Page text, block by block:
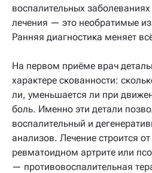
воспалительных
лечения — это необратимые
Ранняя диагностика меняет
На первом приёме врач
характере скованности:
ли, уменьшается ли при
боль. Именно эти детали
воспалительный и
анализов. Лечение строится
ревматоидном артрите или
— противовоспалительная